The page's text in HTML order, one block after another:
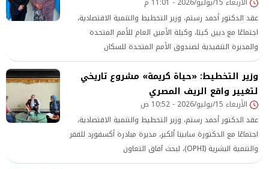
عقد الدكتور أحمد رستم، وزير التخطيط والتنمية الاقتصادية،
اجتماعًا مع ديين كيتا، وكيلة الأمين العام للأمم المتحدة
والمديرة التنفيذية لصندوق الأمم المتحدة للسكان
وزير التخطيط: «حياة كريمة» مشروع تاريخي
لتغيير واقع الريف المصري
الأربعاء 15/يوليو/2026 - 10:52 ص
عقد الدكتور أحمد رستم، وزير التخطيط والتنمية الاقتصادية،
اجتماعًا مع الدكتورة سابينا ألكير، مديرة مبادرة أكسفورد للفقر
والتنمية البشرية (OPHI)، لبحث آفاق التعاون